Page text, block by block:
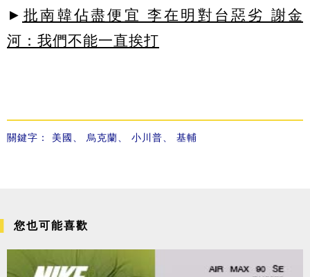
► 批南韓佔盡便宜 李在明對台惡劣 謝金
河：我們不能一直挨打
關鍵字： 美國 烏克蘭 小川普 基輔
您也可能喜歡